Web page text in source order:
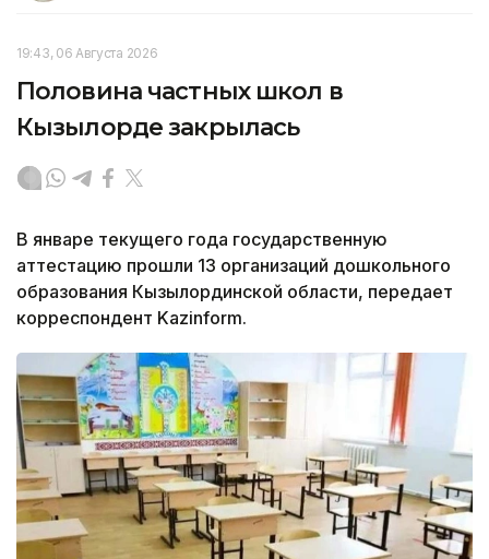
19:43, 06 Августа 2026
Половина частных школ в
Кызылорде закрылась
В январе текущего года государственную
аттестацию прошли 13 организаций дошкольного
образования Кызылординской области, передает
корреспондент Kazinform.